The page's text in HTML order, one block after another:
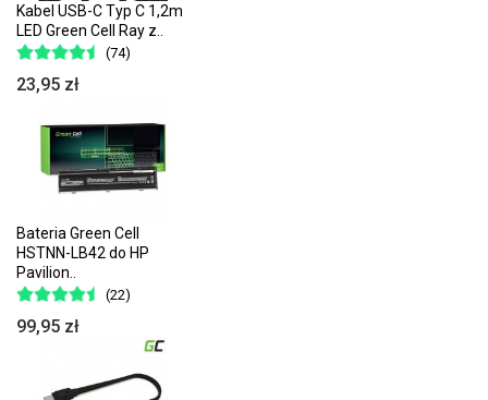
Kabel USB-C Typ C 1,2m
LED Green Cell Ray z..
(74)
23,95 zł
Bateria Green Cell
HSTNN-LB42 do HP
Pavilion..
(22)
99,95 zł